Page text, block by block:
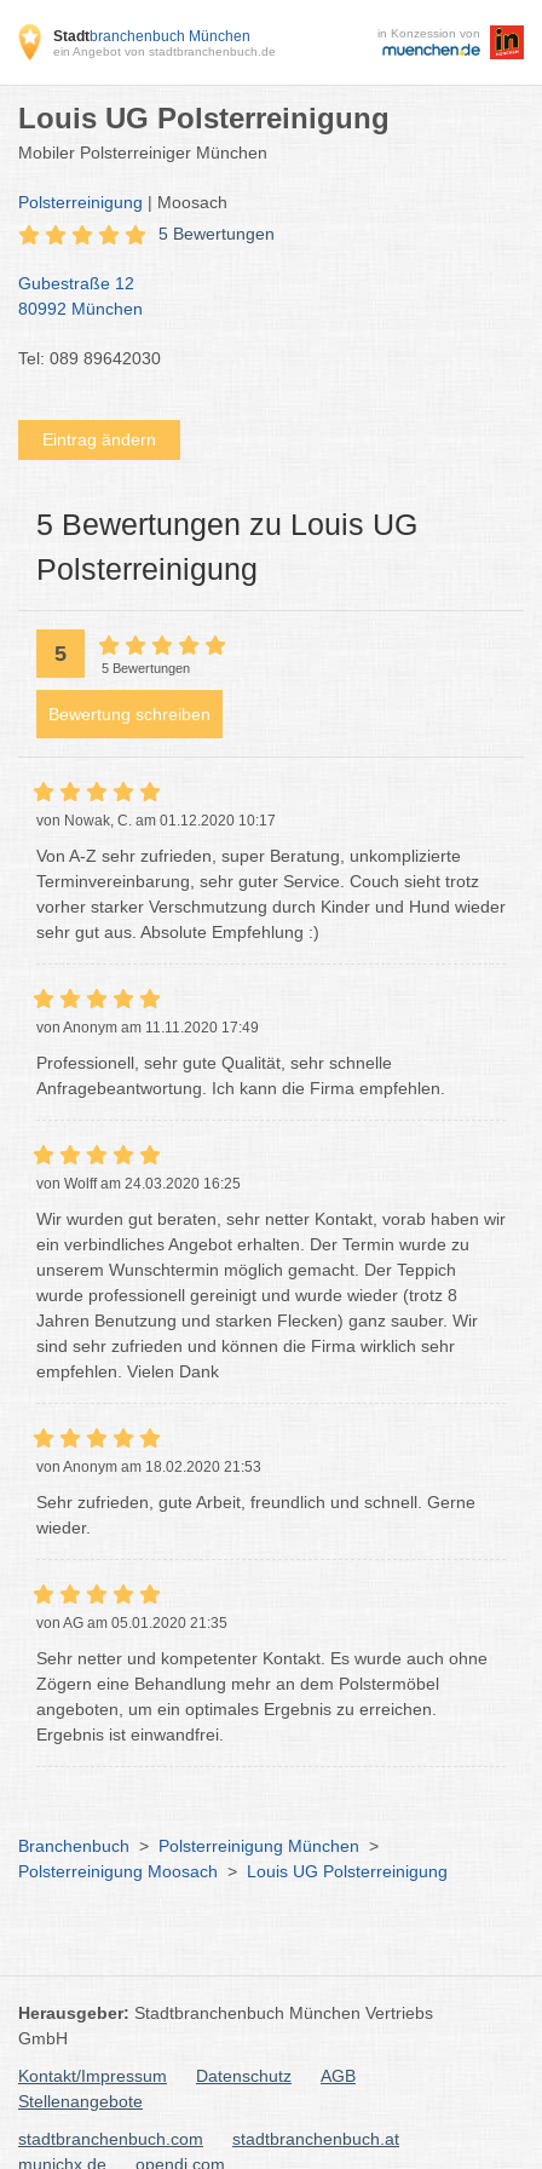
Stadtbranchenbuch München
ein Angebot von stadtbranchenbuch.de
in Konzession von
Louis UG Polsterreinigung
Mobiler Polsterreiniger München
Polsterreinigung | Moosach
5 Bewertungen
Gubestraße 12
80992 München
Tel: 089 89642030
Eintrag ändern
5 Bewertungen zu Louis UG
Polsterreinigung
5
5 Bewertungen
Bewertung schreiben
von Nowak, C. am 01.12.2020 10:17
Von A-Z sehr zufrieden, super Beratung, unkomplizierte
Terminvereinbarung, sehr guter Service. Couch sieht trotz
vorher starker Verschmutzung durch Kinder und Hund wieder
sehr gut aus. Absolute Empfehlung :)
von Anonym am 11.11.2020 17:49
Professionell, sehr gute Qualität, sehr schnelle
Anfragebeantwortung. Ich kann die Firma empfehlen.
von Wolff am 24.03.2020 16:25
Wir wurden gut beraten, sehr netter Kontakt, vorab haben wir
ein verbindliches Angebot erhalten. Der Termin wurde zu
unserem Wunschtermin möglich gemacht. Der Teppich
wurde professionell gereinigt und wurde wieder (trotz 8
Jahren Benutzung und starken Flecken) ganz sauber. Wir
sind sehr zufrieden und können die Firma wirklich sehr
empfehlen. Vielen Dank
von Anonym am 18.02.2020 21:53
Sehr zufrieden, gute Arbeit, freundlich und schnell. Gerne
wieder.
von AG am 05.01.2020 21:35
Sehr netter und kompetenter Kontakt. Es wurde auch ohne
Zögern eine Behandlung mehr an dem Polstermöbel
angeboten, um ein optimales Ergebnis zu erreichen.
Ergebnis ist einwandfrei.
Branchenbuch > Polsterreinigung München >
Polsterreinigung Moosach > Louis UG Polsterreinigung
Herausgeber: Stadtbranchenbuch München Vertriebs
GmbH
Kontakt/Impressum
Datenschutz
AGB
Stellenangebote
stadtbranchenbuch.com
stadtbranchenbuch.at
munichx.de
opendi.com